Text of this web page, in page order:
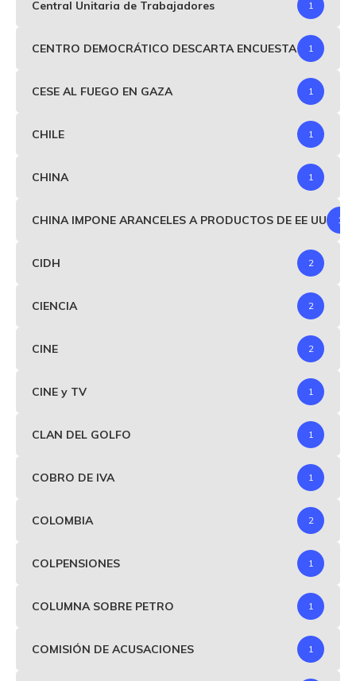
Central Unitaria de Trabajadores 1
CENTRO DEMOCRÁTICO DESCARTA ENCUESTA 1
CESE AL FUEGO EN GAZA 1
CHILE 1
CHINA 1
CHINA IMPONE ARANCELES A PRODUCTOS DE EE UU 1
CIDH 2
CIENCIA 2
CINE 2
CINE y TV 1
CLAN DEL GOLFO 1
COBRO DE IVA 1
COLOMBIA 2
COLPENSIONES 1
COLUMNA SOBRE PETRO 1
COMISIÓN DE ACUSACIONES 1